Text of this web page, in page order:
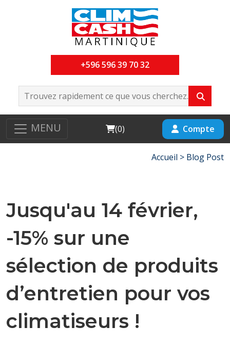
+596 596 39 70 32
MENU Cart
(0) Compte
Accueil > Blog Post
Jusqu'au 14 février,
-15% sur une
sélection de produits
d’entretien pour vos
climatiseurs !